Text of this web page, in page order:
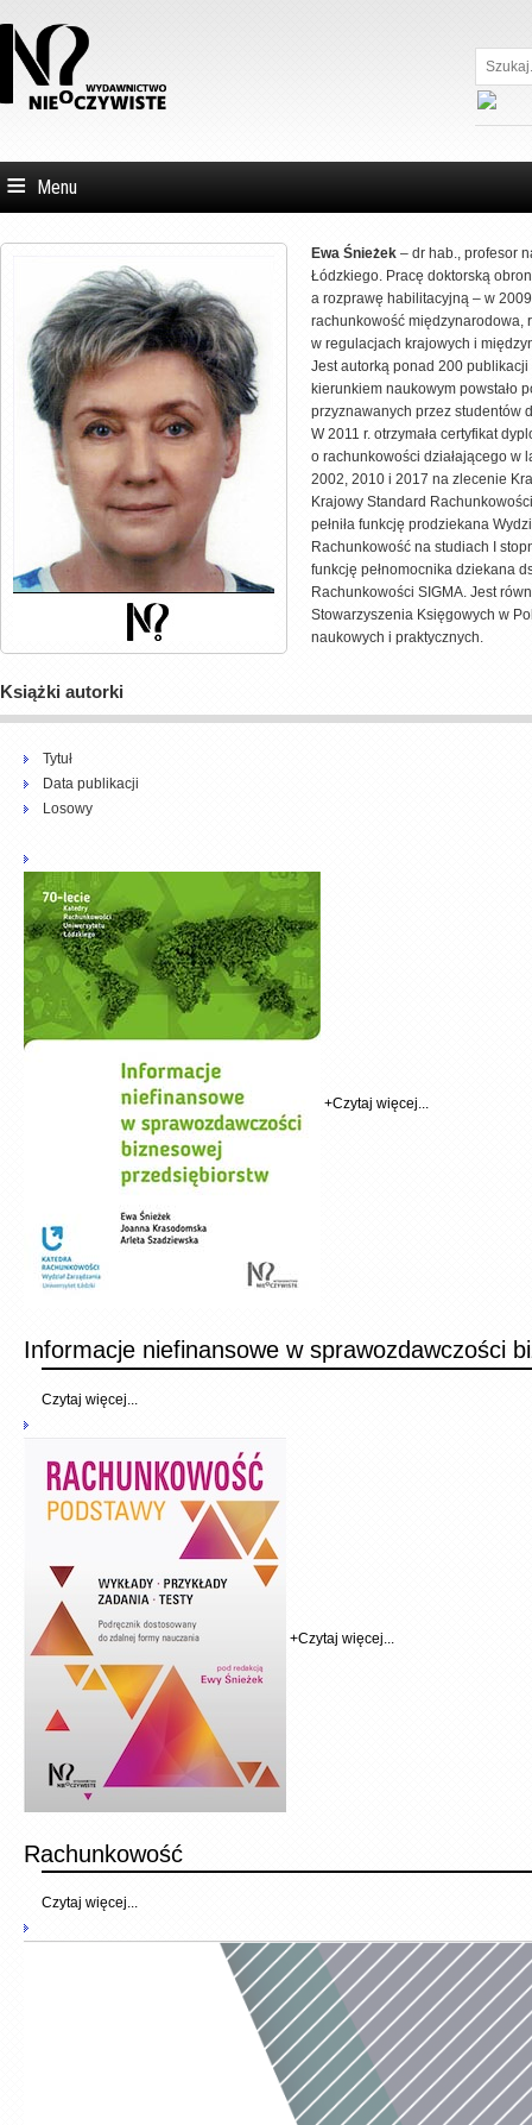
Szukaj...
Menu
Ewa Śnieżek – dr hab., profesor
Łódzkiego. Pracę doktorską
a rozprawę habilitacyjną – w
rachunkowość międzynarodowa,
w regulacjach krajowych i
Jest autorką ponad 200
kierunkiem naukowym powstało
przyznawanych przez studentów
W 2011 r. otrzymała certyfikat
o rachunkowości działającego w
2002, 2010 i 2017 na zlecenie
Krajowy Standard
pełniła funkcję prodziekana
Rachunkowość na studiach I
funkcję pełnomocnika dziekana
Rachunkowości SIGMA. Jest
Stowarzyszenia Księgowych w
naukowych i praktycznych.
Książki autorki
Tytuł
Data publikacji
Losowy
+Czytaj więcej...
Informacje niefinansowe w sprawozdawczości
Czytaj więcej...
+Czytaj więcej...
Rachunkowość
Czytaj więcej...